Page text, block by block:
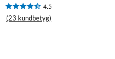
4.5
(23 kundbetyg)